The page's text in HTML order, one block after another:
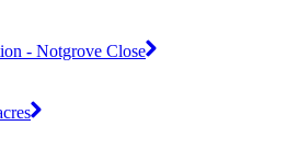
- Notgrove Close